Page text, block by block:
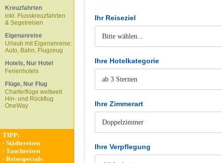
Kreuzfahrten
inkl. Flusskreuzfahrten
& Segelreisen
Eigenanreise
Urlaub mit Eigenanreise:
Auto, Bahn, Flugzeug
Hotels, Nur Hotel
Ferienhotels
Flüge, Nur Flug
Charterflüge weltweit
Hin- und Rückflug
OneWay
TIPP:
- Städtereisen
- Tauchreisen
- Reisespecials
Ihr Reiseziel
Ihre Hotelkategorie
Ihre Zimmerart
Ihre Verpflegung